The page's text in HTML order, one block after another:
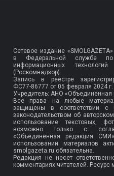
Сетевое издание
в Федеральной службе
информационных
(Роскомнадзор).
Запись в реестре
ФС77-86777 от 05 февраля 2024 г.
Учредитель: АНО «Объединенная
Все права на любые
защищены в соответствии с
законодательством об
использование текстовых,
возможно только с
«Объединённая редакция
использовании материалов
smolgazeta.ru обязательна.
Редакция не несет
комментариях читателей.